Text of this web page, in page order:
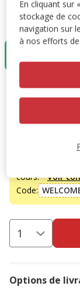
Taille:12x85g
11.99€
Promotion
-10% sur votre
cours. Voir
Code:
Prix 11.99€
11.99€
Options de
En cliquant sur
stockage de
navigation sur
à nos efforts